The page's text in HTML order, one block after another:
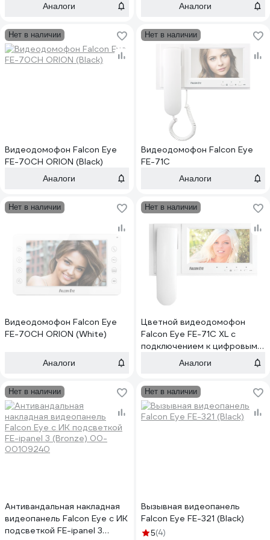
Аналоги Аналоги
Нет в наличии
Видеодомофон Falcon Eye
FE-70CH ORION (Black)
Аналоги
Нет в наличии
Видеодомофон Falcon Eye
FE-71C
Аналоги
Нет в наличии
Видеодомофон Falcon Eye
FE-70CH ORION (White)
Аналоги
Нет в наличии
Цветной видеодомофон
Falcon Eye FE-71C XL с
подключением к цифровым
подъездным домофонам
Аналоги
Нет в наличии
Антивандальная накладная
видеопанель Falcon Eye с ИК
подсветкой FE-ipanel 3
Нет в наличии
Вызывная видеопанель
Falcon Eye FE-321 (Black)
5(4)